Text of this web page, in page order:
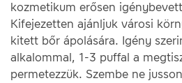
kozmetikum erősen
Kifejezetten ajánljuk városi
kitett bőr ápolására. Igény
alkalommal, 1-3 puffal a
permetezzük. Szembe ne